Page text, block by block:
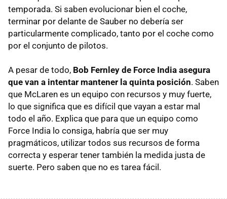
temporada. Si saben evolucionar bien el coche,
terminar por delante de Sauber no debería ser
particularmente complicado, tanto por el coche como
por el conjunto de pilotos.
A pesar de todo, Bob Fernley de Force India asegura
que van a intentar mantener la quinta posición. Saben
que McLaren es un equipo con recursos y muy fuerte,
lo que significa que es difícil que vayan a estar mal
todo el año. Explica que para que un equipo como
Force India lo consiga, habría que ser muy
pragmáticos, utilizar todos sus recursos de forma
correcta y esperar tener también la medida justa de
suerte. Pero saben que no es tarea fácil.